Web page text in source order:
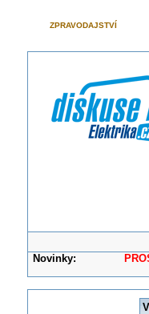
ZPRAVODAJSTVÍ
Novinky: PROSÍME